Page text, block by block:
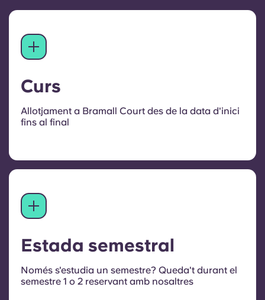
Curs
Allotjament a Bramall Court des de la data d'inici
fins al final
Estada semestral
Només s'estudia un semestre? Queda't durant el
semestre 1 o 2 reservant amb nosaltres